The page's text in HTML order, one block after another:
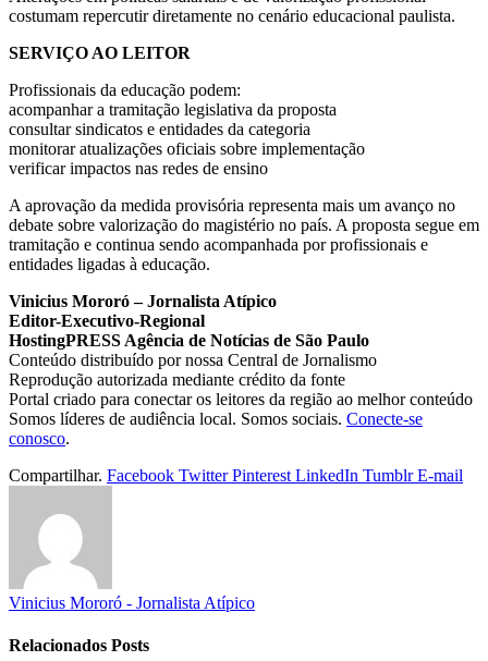
costumam repercutir diretamente no cenário educacional paulista.
SERVIÇO AO LEITOR
Profissionais da educação podem:
acompanhar a tramitação legislativa da proposta
consultar sindicatos e entidades da categoria
monitorar atualizações oficiais sobre implementação
verificar impactos nas redes de ensino
A aprovação da medida provisória representa mais um avanço no
debate sobre valorização do magistério no país. A proposta segue em
tramitação e continua sendo acompanhada por profissionais e
entidades ligadas à educação.
Vinicius Mororó – Jornalista Atípico
Editor-Executivo-Regional
HostingPRESS Agência de Notícias de São Paulo
Conteúdo distribuído por nossa Central de Jornalismo
Reprodução autorizada mediante crédito da fonte
Portal criado para conectar os leitores da região ao melhor conteúdo
Somos líderes de audiência local. Somos sociais. Conecte-se
conosco.
Compartilhar. Facebook Twitter Pinterest LinkedIn Tumblr E-mail
Vinicius Mororó - Jornalista Atípico
Relacionados Posts